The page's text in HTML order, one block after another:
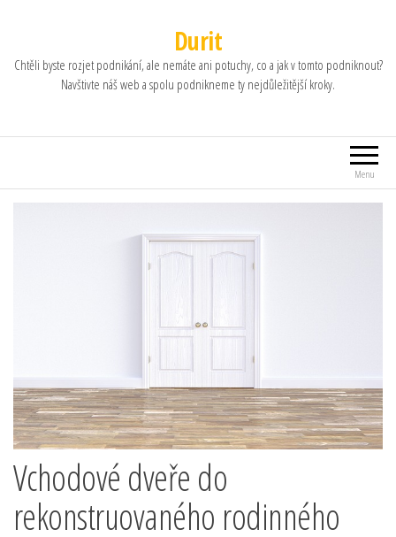
Durit
Chtěli byste rozjet podnikání, ale nemáte ani potuchy, co a jak v tomto podniknout?
Navštivte náš web a spolu podnikneme ty nejdůležitější kroky.
Menu
Vchodové dveře do
rekonstruovaného rodinného